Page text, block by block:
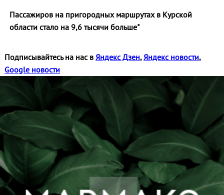
Пассажиров на пригородных маршрутах в Курской
области стало на 9,6 тысячи больше"
Подписывайтесь на нас в Яндекс Дзен, Яндекс новости,
Google новости